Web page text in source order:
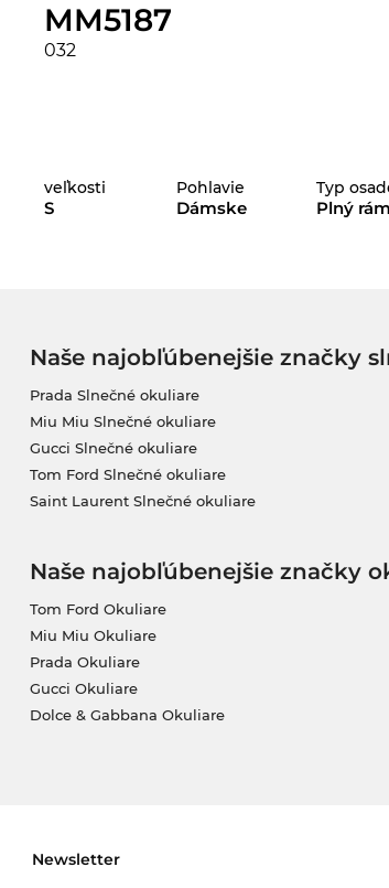
MM5187
032
veľkosti
S
Pohlavie
Dámske
Typ
Plný rám
Naše najobľúbenejšie značky
Prada Slnečné okuliare
Miu Miu Slnečné okuliare
Gucci Slnečné okuliare
Tom Ford Slnečné okuliare
Saint Laurent Slnečné okuliare
Naše najobľúbenejšie značky
Tom Ford Okuliare
Miu Miu Okuliare
Prada Okuliare
Gucci Okuliare
Dolce & Gabbana Okuliare
Newsletter